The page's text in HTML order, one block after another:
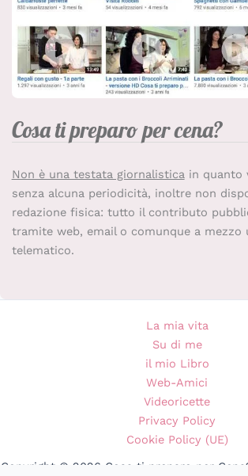
Cosa ti preparo per cena?
Non è una testata giornalisticain quanto
senza alcuna periodicità, inoltre non
redazione fisica: tutto il contributo
tramite web, email o comunque a mezzo
telematico.
La mia vita
Su di me
il mio Libro
Web-Amici
Videoricette
Privacy Policy
Cookie Policy (UE)
Copyright © 2026 Cosa ti preparo per